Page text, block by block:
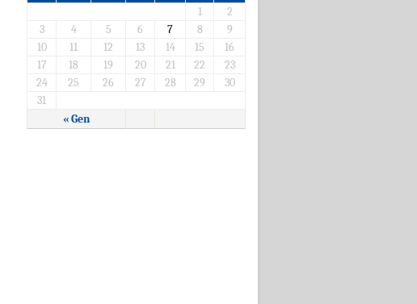
« Gen
1
2
3
4 5 6 7 8
9
10
11 12 13 14 15
16
17
18 19 20 21 22
23
24
25 26 27 28 29
30
31